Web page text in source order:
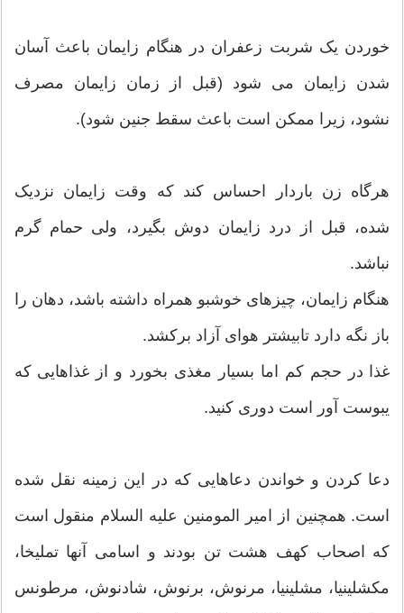
خوردن یک شربت زعفران در هنگام زایمان باعث آسان
شدن زایمان می شود (قبل از زمان زایمان مصرف
نشود، زیرا ممکن است باعث سقط جنین شود).
هرگاه زن باردار احساس کند که وقت زایمان نزدیک
شده، قبل از درد زایمان دوش بگیرد، ولی حمام گرم
نباشد.
هنگام زایمان، چیزهای خوشبو همراه داشته باشد، دهان را
باز نگه دارد تابیشتر هوای آزاد برکشد.
غذا در حجم کم اما بسیار مغذی بخورد و از غذاهایی که
یبوست آور است دوری کنید.
دعا کردن و خواندن دعاهایی که در این زمینه نقل شده
است. همچنین از امیر المومنین علیه السلام منقول است
که اصحاب کهف هشت تن بودند و اسامی آنها تملیخا،
مکشلینیا، مشلینیا، مرنوش، برنوش، شادنوش، مرطونس